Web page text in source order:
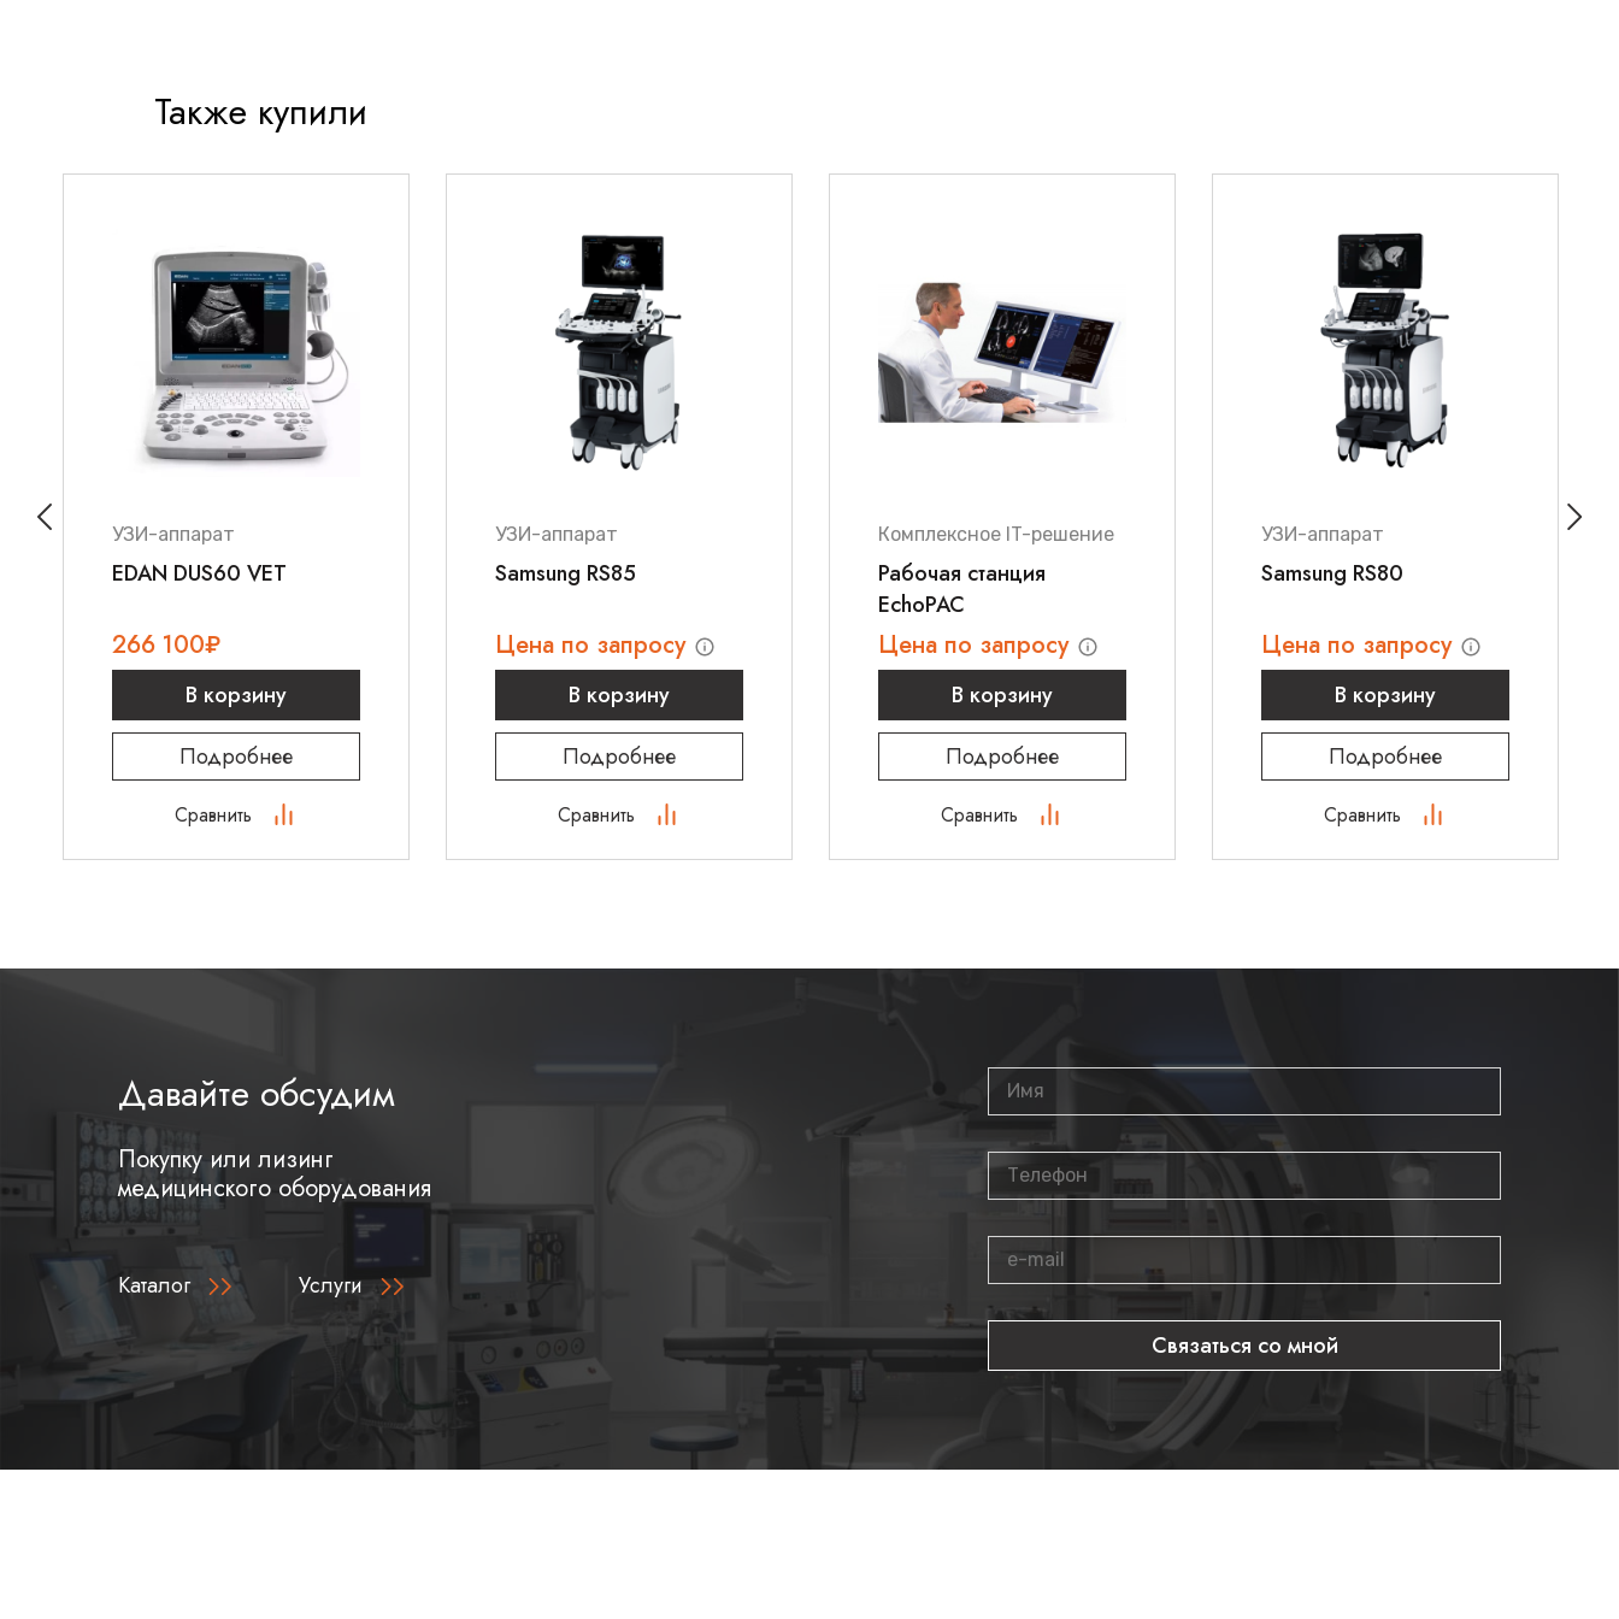
Также купили
УЗИ-аппарат
EDAN DUS60 VET
266 100₽
В корзину
Подробнее
Сравнить
УЗИ-аппарат
Samsung RS85
Цена по запросу
В корзину
Подробнее
Сравнить
Комплексное IT-решение
Рабочая станция
EchoPAC
Цена по запросу
В корзину
Подробнее
Сравнить
УЗИ-аппарат
Samsung RS80
Цена по запросу
В корзину
Подробнее
Сравнить
Давайте обсудим
Покупку или лизинг
медицинского оборудования
Каталог
Услуги
Связаться со мной